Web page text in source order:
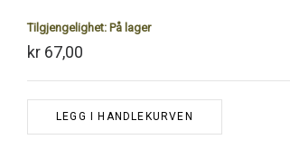
Tilgjengelighet: På lager
kr 67,00
LEGG I HANDLEKURVEN